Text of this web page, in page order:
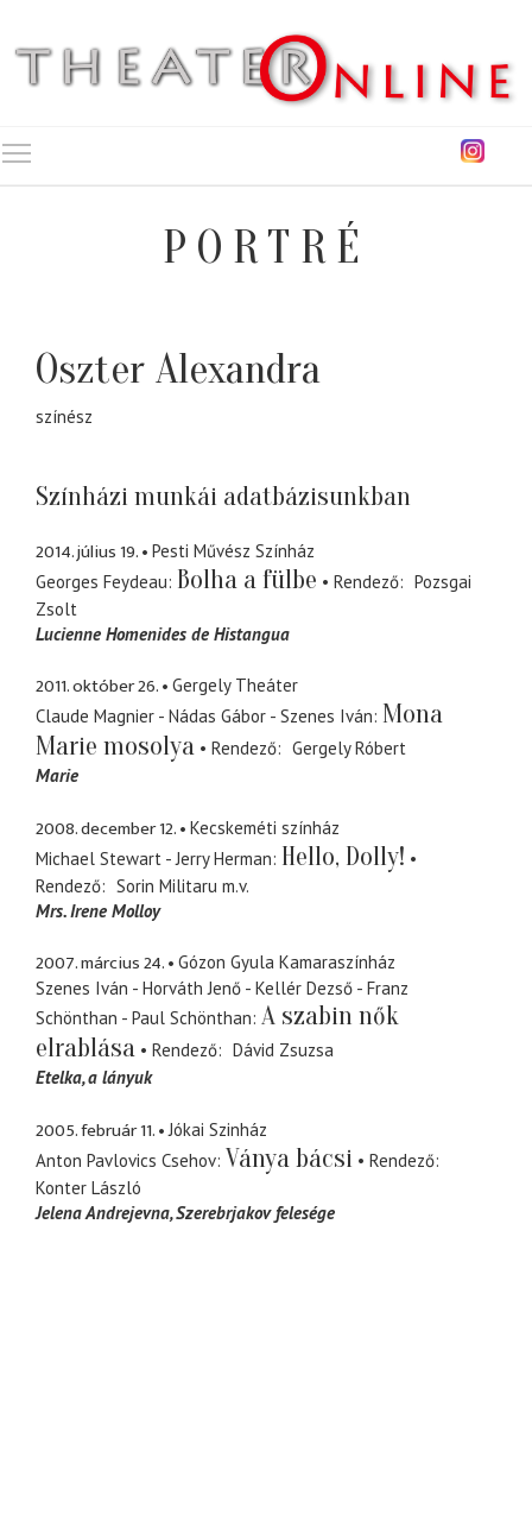
PORTRÉ
Oszter Alexandra
színész
Színházi munkái adatbázisunkban
2014. július 19.
Pesti Művész Színház
Georges Feydeau Bolha a fülbe Rendező
Pozsgai
Zsolt
Lucienne Homenides de Histangua
2011. október 26.
Gergely Theáter
Claude Magnier - Nádas Gábor - Szenes Iván Mona
Marie mosolya
Rendező
Gergely Róbert
Marie
2008. december 12.
Kecskeméti színház
Michael Stewart - Jerry Herman Hello, Dolly!
Rendező Sorin Militaru m.v.
Mrs. Irene Molloy
2007. március 24.
Gózon Gyula Kamaraszínház
Szenes Iván - Horváth Jenő - Kellér Dezső - Franz
Schönthan - Paul Schönthan A szabin nők
elrablása
Rendező
Dávid Zsuzsa
Etelka a lányuk
2005. február 11.
Jókai Szinház
Anton Pavlovics Csehov Ványa bácsi
Rendező
Konter László
Jelena Andrejevna Szerebrjakov felesége